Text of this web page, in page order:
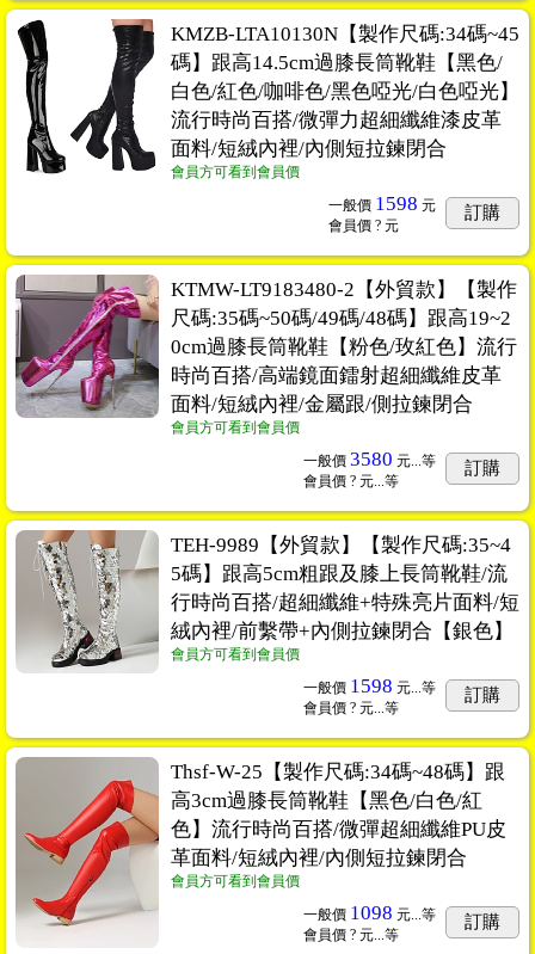
KMZB-LTA10130N【製作尺碼:34碼~45
碼】跟高14.5cm過膝長筒靴鞋【黑色/
白色/紅色/咖啡色/黑色啞光/白色啞光】
流行時尚百搭/微彈力超細纖維漆皮革
面料/短絨內裡/內側短拉鍊閉合
會員方可看到會員價
一般價 1598 元
會員價 ? 元
訂購
KTMW-LT9183480-2【外貿款】【製作
尺碼:35碼~50碼/49碼/48碼】跟高19~2
0cm過膝長筒靴鞋【粉色/玫紅色】流行
時尚百搭/高端鏡面鐳射超細纖維皮革
面料/短絨內裡/金屬跟/側拉鍊閉合
會員方可看到會員價
一般價 3580 元...等
會員價 ? 元...等
訂購
TEH-9989【外貿款】【製作尺碼:35~4
5碼】跟高5cm粗跟及膝上長筒靴鞋/流
行時尚百搭/超細纖維+特殊亮片面料/短
絨內裡/前繫帶+內側拉鍊閉合【銀色】
會員方可看到會員價
一般價 1598 元...等
會員價 ? 元...等
訂購
Thsf-W-25【製作尺碼:34碼~48碼】跟
高3cm過膝長筒靴鞋【黑色/白色/紅
色】流行時尚百搭/微彈超細纖維PU皮
革面料/短絨內裡/內側短拉鍊閉合
會員方可看到會員價
一般價 1098 元...等
會員價 ? 元...等
訂購